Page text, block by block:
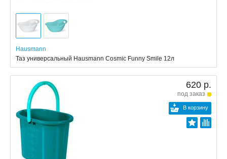
Hausmann
Таз универсальный Hausmann Cosmic Funny Smile 12л
620 р.
под заказ
В корзину